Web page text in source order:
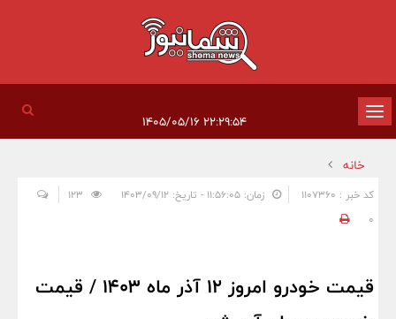
تغییر
وضعیت
ناوبری
۲۲:۲۹:۵۴ ۱۴۰۵/۰۵/۱۶
خانه
کد خبر : 1107360 زمان: ۱۱:۵۶:۰۵ - تاریخ: ۱۴۰۳/۰۹/۱۲
0
قیمت خودرو امروز 12 آذر ماه 1403 / قیمت